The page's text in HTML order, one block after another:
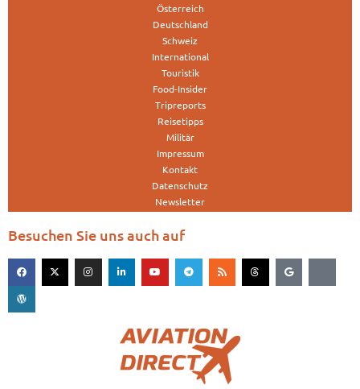
Österreich
Deutschland
Schweiz
International
Touristik
Food-Insider
Tripreports
Reisetipps
Militär
Impressum
Kontakt
Datenschutz
Newsletter
Besuchen Sie uns auch auf